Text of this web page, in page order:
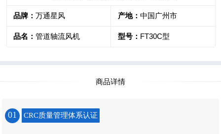
品牌：万通星风 产地： 中国广州市
品名：管道轴流风机 型号： FT30C型
商品详情
01 CRC质量管理体系认证